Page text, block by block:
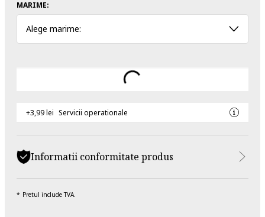
MARIME:
Alege marime:
+3,99 lei Servicii operationale
Informatii conformitate produs
Pretul include TVA.